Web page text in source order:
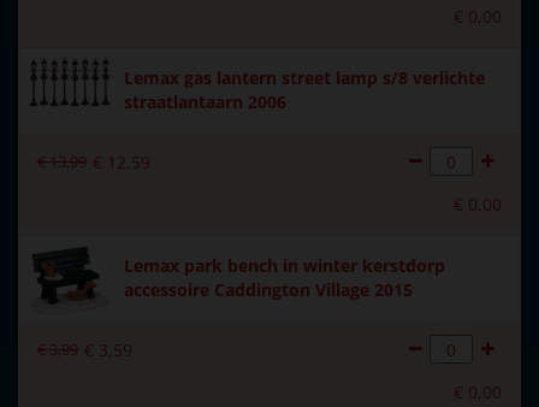
Met muziek Nee
€ 0,00
Lemax gas lantern street lamp s/8 verlichte
straatlantaarn 2006
€13,99 € 12,59
€ 0,00
Lemax park bench in winter kerstdorp
accessoire Caddington Village 2015
€3,99 € 3,59
€ 0,00